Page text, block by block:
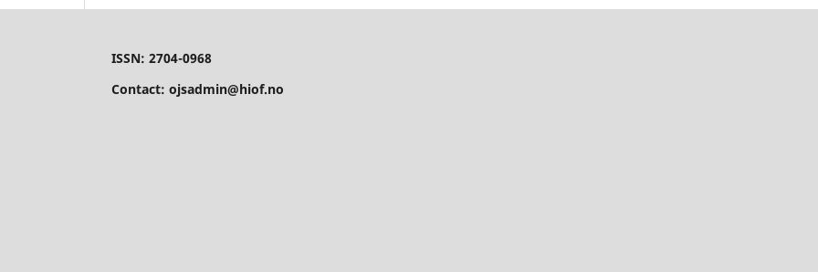
ISSN: 2704-0968
Contact: ojsadmin@hiof.no